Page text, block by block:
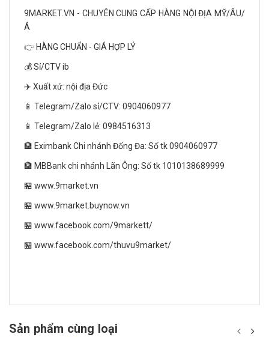
9MARKET.VN - CHUYÊN CUNG CẤP HÀNG NỘI ĐỊA MỸ/ÂU/
Á
👉 HÀNG CHUẨN - GIÁ HỢP LÝ
💰 Sỉ/CTV ib
✈️ Xuất xứ: nội địa Đức
📱 Telegram/Zalo sỉ/CTV: 0904060977
📱 Telegram/Zalo lẻ: 0984516313
🏦 Eximbank Chi nhánh Đống Đa: Số tk 0904060977
🏦 MBBank chi nhánh Lãn Ông: Số tk 1010138689999
🏪 www.9market.vn
🏪 www.9market.buynow.vn
🏪 www.facebook.com/9markett/
🏪 www.facebook.com/thuvu9market/
Sản phẩm cùng loại